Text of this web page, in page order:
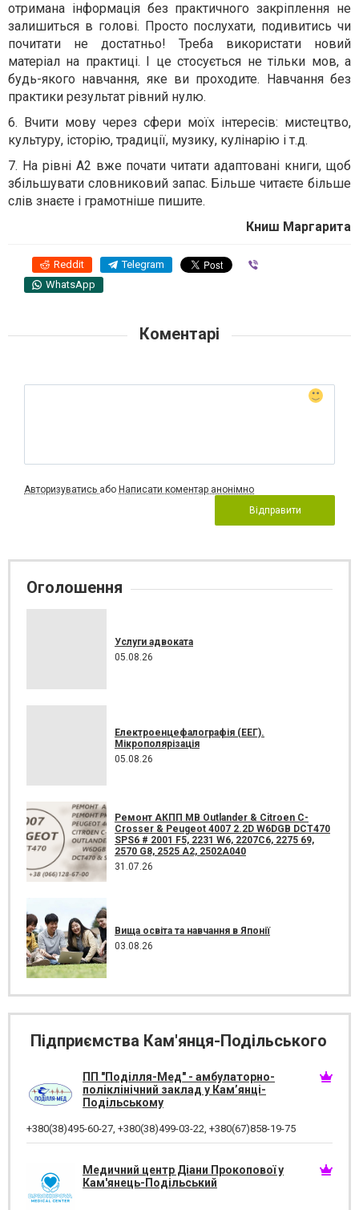
отримана інформація без практичного закріплення не
залишиться в голові. Просто послухати, подивитись чи
почитати не достатньо! Треба використати новий
матеріал на практиці. І це стосується не тільки мов, а
будь-якого навчання, яке ви проходите. Навчання без
практики результат рівний нулю.
6. Вчити мову через сфери моїх інтересів: мистецтво,
культуру, історію, традиції, музику, кулінарію і т.д.
7. На рівні А2 вже почати читати адаптовані книги, щоб
збільшувати словниковий запас. Більше читаєте більше
слів знаєте і грамотніше пишите.
Книш Маргарита
Reddit Telegram
WhatsApp
Коментарі
Авторизуватись або Написати коментар анонімно
Відправити
Оголошення
Услуги адвоката
05.08.26
Електроенцефалографія (ЕЕГ).
Мікрополярізація
05.08.26
Ремонт АКПП MB Outlander & Citroen C-
Crosser & Peugeot 4007 2.2D W6DGB DCT470
SPS6 # 2001 F5, 2231 W6, 2207C6, 2275 69,
2570 G8, 2525 A2, 2502A040
31.07.26
Вища освіта та навчання в Японії
03.08.26
Підприємства Кам'янця-Подільського
ПП "Поділля-Мед" - амбулаторно-
поліклінічний заклад у Кам’янці-
Подільському
+380(38)495-60-27, +380(38)499-03-22, +380(67)858-19-75
Медичний центр Діани Прокопової у
Кам'янець-Подільський